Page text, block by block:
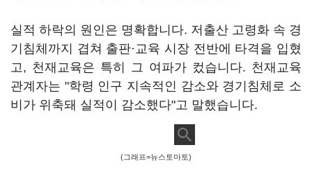
실적 하락의 원인은 명확합니다. 저출산 고령화 속 경
기침체까지 겹쳐 출판·교육 시장 전반에 타격을 입혔
고, 천재교육은 특히 그 여파가 컸습니다. 천재교육
관계자는 "학령 인구 지속적인 감소와 경기침체로 소
비가 위축돼 실적이 감소했다"고 말했습니다.
(그래프=뉴스토마토)